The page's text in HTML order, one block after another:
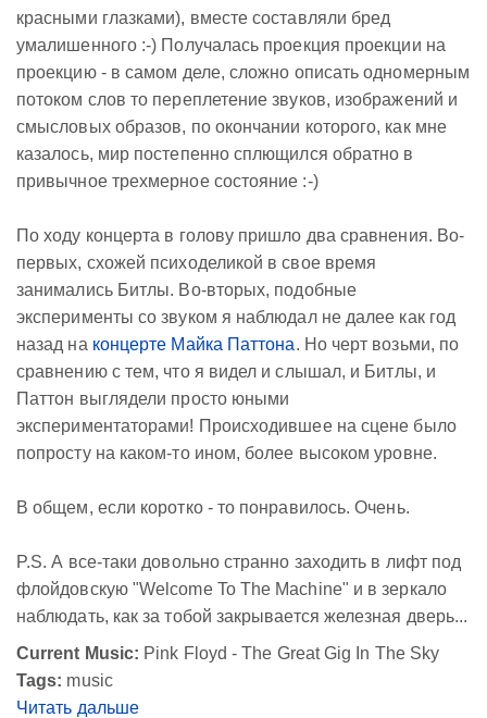
красными глазками), вместе составляли бред
умалишенного :-) Получалась проекция проекции на
проекцию - в самом деле, сложно описать одномерным
потоком слов то переплетение звуков, изображений и
смысловых образов, по окончании которого, как мне
казалось, мир постепенно сплющился обратно в
привычное трехмерное состояние :-)
По ходу концерта в голову пришло два сравнения. Во-
первых, схожей психоделикой в свое время
занимались Битлы. Во-вторых, подобные
эксперименты со звуком я наблюдал не далее как год
назад на концерте Майка Паттона. Но черт возьми, по
сравнению с тем, что я видел и слышал, и Битлы, и
Паттон выглядели просто юными
экспериментаторами! Происходившее на сцене было
попросту на каком-то ином, более высоком уровне.
В общем, если коротко - то понравилось. Очень.
P.S. А все-таки довольно странно заходить в лифт под
флойдовскую "Welcome To The Machine" и в зеркало
наблюдать, как за тобой закрывается железная дверь...
Current Music: Pink Floyd - The Great Gig In The Sky
Tags: music
Читать дальше